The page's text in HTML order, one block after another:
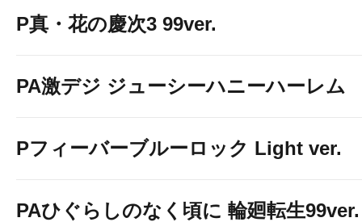
P真・花の慶次3 99ver.
PA激デジ ジューシーハニーハーレム
Pフィーバーブルーロック Light ver.
PAひぐらしのなく頃に 輪廻転生99ver.